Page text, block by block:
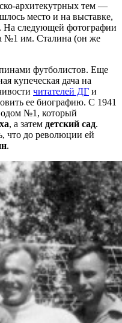
архитекутрных тем —
место и на выставке,
На следующей фотографии
№1 им. Сталина (он же
футболистов. Еще
купеческая дача на
читателей ДГ и
ее биографию. С 1941
№1, который
, а затем детский сад.
что до революции ей
.